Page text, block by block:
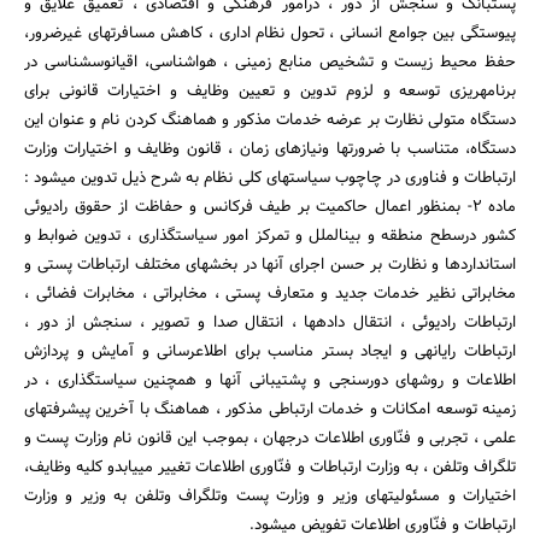
پیوستگی بین جوامع انسانی ، تحول نظام اداری ، کاهش مسافرتهای غیرضرور،
حفظ محیط زیست و تشخیص منابع زمینی ، هواشناسی، اقیانوس‎شناسی در
برنامه‎ریزی توسعه و لزوم تدوین و تعیین وظایف و اختیارات قانونی برای
دستگاه متولی نظارت بر عرضه خدمات مذکور و هماهنگ کردن نام و عنوان این
دستگاه، متناسب با ضرورتها ونیازهای زمان ، قانون وظایف و اختیارات وزارت
ارتباطات و فناوری در چاچوب سیاستهای کلی نظام به شرح ذیل تدوین می‎شود :
ماده 2- بمنظور اعمال حاکمیت بر طیف فرکانس و حفاظت از حقوق رادیوئی
کشور درسطح منطقه و بین‎الملل و تمرکز امور سیاستگذاری ، تدوین ضوابط و
استانداردها و نظارت بر حسن اجرای آنها در بخشهای مختلف ارتباطات پستی و
مخابراتی نظیر خدمات جدید و متعارف پستی ، مخابراتی ، مخابرات فضائی ،
ارتباطات رادیوئی ، انتقال داده‎ها ، انتقال صدا و تصویر ، سنجش از دور ،
ارتباطات رایانه‎ی و ایجاد بستر مناسب برای اطلاع‎رسانی و آمایش و پردازش
اطلاعات و روشهای دورسنجی و پشتیبانی آنها و همچنین سیاستگذاری ، در
زمینه توسعه امکانات و خدمات ارتباطی مذکور ، هماهنگ با آخرین پیشرفتهای
علمی ، تجربی و فنّاوری اطلاعات درجهان ، بموجب این قانون نام وزارت پست و
تلگراف وتلفن ، به وزارت ارتباطات و فنّاوری اطلاعات تغییر می‎یابدو کلیه وظایف،
اختیارات و مسئولیتهای وزیر و وزارت پست وتلگراف وتلفن به وزیر و وزارت
ارتباطات و فنّاوری اطلاعات تفویض می‎شود.